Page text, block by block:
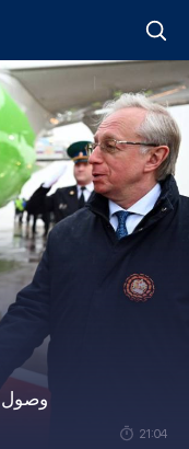
وصول
21:04